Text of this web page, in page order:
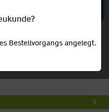
Bestellvorgangs angelegt.